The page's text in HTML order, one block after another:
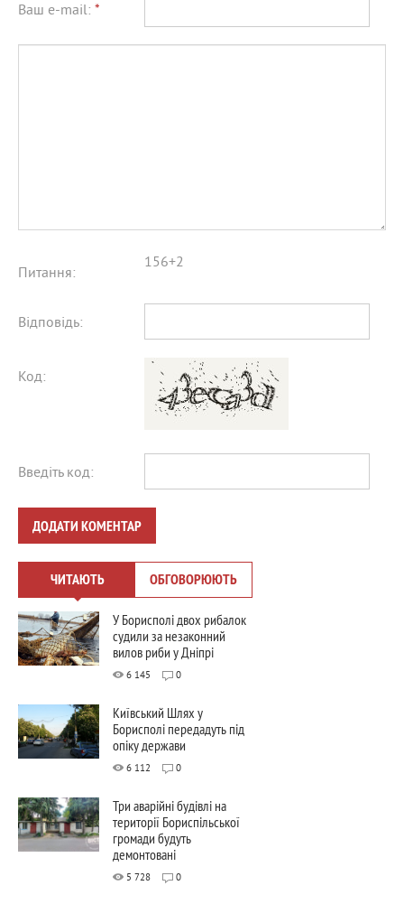
Ваш e-mail: *
Питання:
156+2
Відповідь:
Код:
Введіть код:
ДОДАТИ КОМЕНТАР
ЧИТАЮТЬ ОБГОВОРЮЮТЬ
У Борисполі двох рибалок
судили за незаконний
вилов риби у Дніпрі
6 145 0
Київський Шлях у
Борисполі передадуть під
опіку держави
6 112 0
Три аварійні будівлі на
території Бориспільської
громади будуть
демонтовані
5 728 0